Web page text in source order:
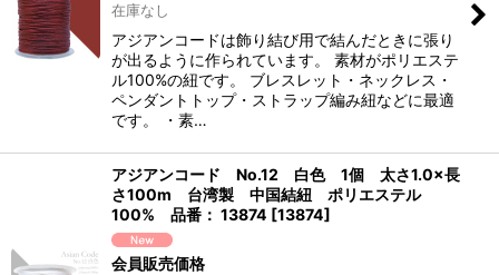
在庫なし
アジアンコードは飾り結び用で結んだときに張り
が出るように作られています。 素材がポリエステ
ル100%の紐です。 ブレスレット・ネックレス・
ペンダントトップ・ストラップ編み紐などに最適
です。 ・素…
アジアンコード No.12 白色 1個 太さ1.0×長
さ100m 台湾製 中国結紐 ポリエステル
100% 品番： 13874 [13874]
会員販売価格